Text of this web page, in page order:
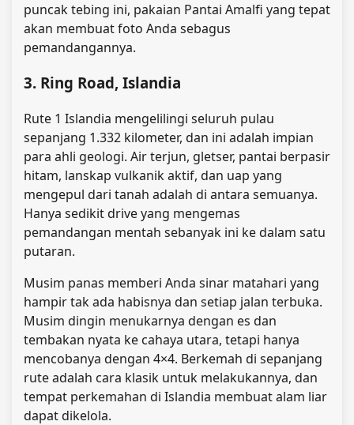
puncak tebing ini, pakaian Pantai Amalfi yang tepat
akan membuat foto Anda sebagus
pemandangannya.
3. Ring Road, Islandia
Rute 1 Islandia mengelilingi seluruh pulau
sepanjang 1.332 kilometer, dan ini adalah impian
para ahli geologi. Air terjun, gletser, pantai berpasir
hitam, lanskap vulkanik aktif, dan uap yang
mengepul dari tanah adalah di antara semuanya.
Hanya sedikit drive yang mengemas
pemandangan mentah sebanyak ini ke dalam satu
putaran.
Musim panas memberi Anda sinar matahari yang
hampir tak ada habisnya dan setiap jalan terbuka.
Musim dingin menukarnya dengan es dan
tembakan nyata ke cahaya utara, tetapi hanya
mencobanya dengan 4×4. Berkemah di sepanjang
rute adalah cara klasik untuk melakukannya, dan
tempat perkemahan di Islandia membuat alam liar
dapat dikelola.